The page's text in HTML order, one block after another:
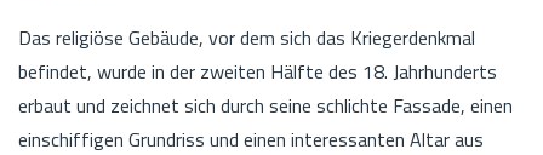
Das religiöse Gebäude, vor dem sich das Kriegerdenkmal
befindet, wurde in der zweiten Hälfte des 18. Jahrhunderts
erbaut und zeichnet sich durch seine schlichte Fassade, einen
einschiffigen Grundriss und einen interessanten Altar aus